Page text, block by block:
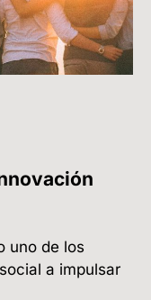
uno de los
a impulsar